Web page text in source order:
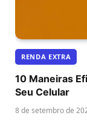
RENDA EXTRA
10 Maneiras
Seu Celular
8 de setembro de